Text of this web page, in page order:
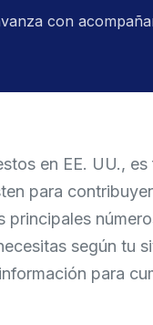
con
en EE. UU.,
para
principales
según tu
para